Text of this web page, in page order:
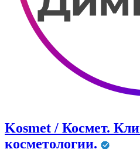
Kosmet / Космет.
косметологии.